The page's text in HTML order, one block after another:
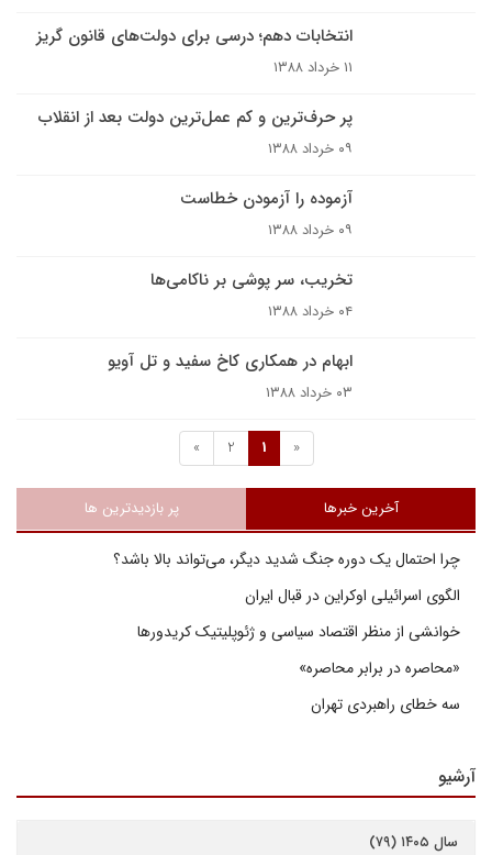
انتخابات دهم؛ درسی برای دولت‌های قانون گریز
۱۱ خرداد ۱۳۸۸
پر حرف‌ترین و کم عمل‌ترین دولت بعد از انقلاب
۰۹ خرداد ۱۳۸۸
آزموده را آزمودن خطاست
۰۹ خرداد ۱۳۸۸
تخریب، سر پوشی بر ناکامی‌ها
۰۴ خرداد ۱۳۸۸
ابهام در همکاری کاخ سفید و تل آویو
۰۳ خرداد ۱۳۸۸
«
1
2
»
آخرین خبرها پر بازدیدترین ها
چرا احتمال یک دوره جنگ شدید دیگر، می‌تواند بالا باشد؟
الگوی اسرائیلی اوکراین در قبال ایران
خوانشی از منظر اقتصاد سیاسی و ژئوپلیتیک کریدورها
«محاصره در برابر محاصره»
سه خطای راهبردی تهران
آرشیو
سال ۱۴۰۵ (۷۹)